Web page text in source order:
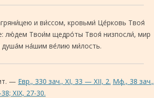
и ви́ссом, кровьми́ Це́рковь Твоя́
лю́дем Твои́м щедро́ты Твоя́ низпосли́, мир
душа́м на́шим ве́лию ми́лость.
— Евр., 330 зач., XI, 33 — XII, 2. Мф., 38 зач.,
XIX, 27-30.